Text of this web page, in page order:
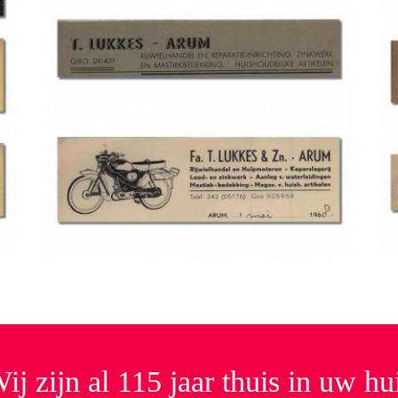
zijn al 115 jaar thuis in uw